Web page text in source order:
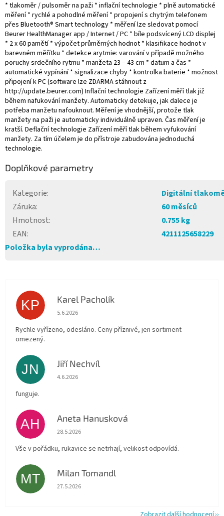
* tlakoměr / pulsoměr na paži * inflační technologie * plně automatické
měření * rychlé a pohodlné měření * propojení s chytrým telefonem
přes Bluetooth® Smart technology * měření lze sledovat pomocí
Beurer HealthManager app / Internet / PC * bíle podsvícený LCD displej
* 2 x 60 pamětí * výpočet průměrných hodnot * klasifikace hodnot v
barevném měřítku * detekce arytmie: varování v případě možného
poruchy srdečního rytmu * manžeta 23 – 43 cm * datum a čas *
automatické vypínání * signalizace chyby * kontrolka baterie * možnost
připojení k PC (software lze ZDARMA stáhnout z
http://update.beurer.com) Inflační technologie Zařízení měří tlak již
během nafukování manžety. Automaticky detekuje, jak dalece je
potřeba manžetu nafouknout. Měření je vhodnější, protože tlak
manžety na paži je automaticky individuálně upraven. Čas měření je
kratší. Deflační technologie Zařízení měří tlak během vyfukování
manžety. Za tím účelem je do přístroje zabudována jednoduchá
technologie.
Doplňkové parametry
Kategorie:
Digitální
Záruka:
60 měsíců
Hmotnost:
0.755 kg
EAN:
4211125658229
Položka byla vyprodána…
KP Karel Pacholík
Hodnocení obchodu je 4 z 5 hvězdiček.
5.6.2026
Rychle vyřízeno, odesláno. Ceny příznivé, jen sortiment
omezený.
JN Jiří Nechvíl
Hodnocení obchodu je 5 z 5 hvězdiček.
4.6.2026
funguje.
AH Aneta Hanusková
Hodnocení obchodu je 5 z 5 hvězdiček.
28.5.2026
Vše v pořádku, rukavice se netrhají, velikost odpovídá.
MT Milan Tomandl
Hodnocení obchodu je 5 z 5 hvězdiček.
27.5.2026